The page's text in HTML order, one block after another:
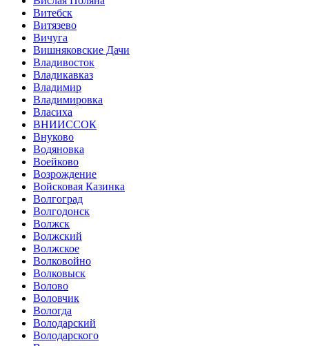
Витебск
Витязево
Вичуга
Вишняковские Дачи
Владивосток
Владикавказ
Владимир
Владимировка
Власиха
ВНИИССОК
Внуково
Водяновка
Воейково
Возрождение
Войсковая Казинка
Волгоград
Волгодонск
Волжск
Волжский
Волжское
Волковойно
Волковыск
Волово
Воловчик
Вологда
Володарский
Володарского